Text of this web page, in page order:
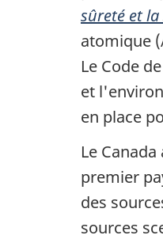
sûreté et
atomique
Le Code
et
en place
Le
premier
des
sources